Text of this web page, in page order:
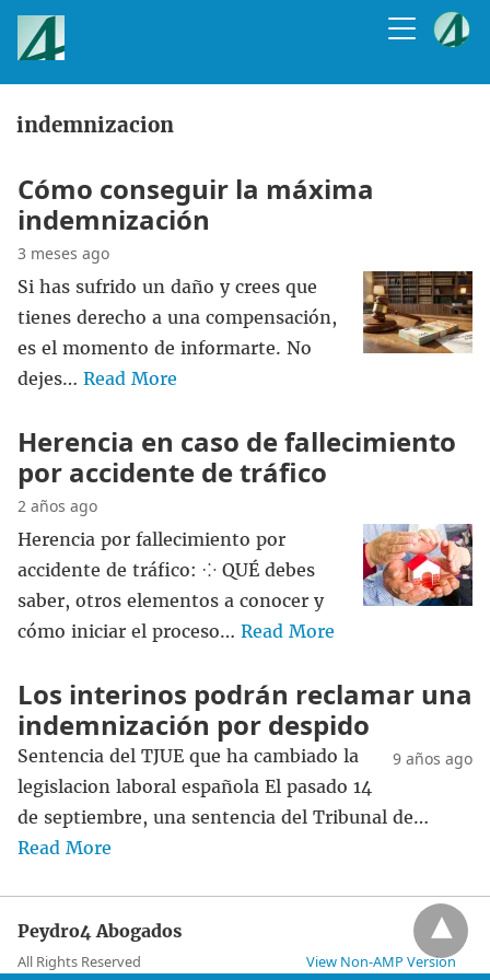
indemnizacion
Cómo conseguir la máxima
indemnización
3 meses ago
Si has sufrido un daño y crees que
tienes derecho a una compensación,
es el momento de informarte. No
dejes… Read More
Herencia en caso de fallecimiento
por accidente de tráfico
2 años ago
Herencia por fallecimiento por
accidente de tráfico: ⁘ QUÉ debes
saber, otros elementos a conocer y
cómo iniciar el proceso… Read More
Los interinos podrán reclamar una
indemnización por despido
9 años ago
Sentencia del TJUE que ha cambiado la
legislacion laboral española El pasado 14
de septiembre, una sentencia del Tribunal de…
Read More
Peydro4 Abogados
All Rights Reserved View Non-AMP Version